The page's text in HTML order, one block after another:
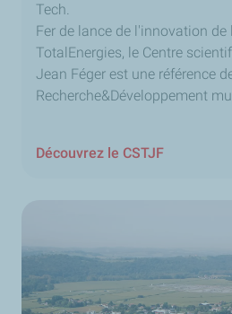
Tech.
Fer de lance de l'innovation
TotalEnergies, le Centre
Jean Féger est une référence
Recherche&Développement
Découvrez le CSTJF